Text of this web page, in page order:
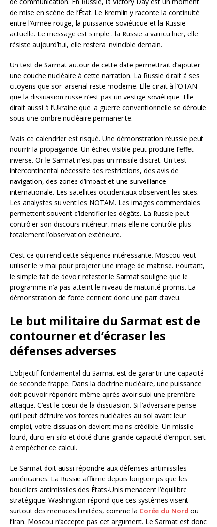
de mise en scène de l’État. Le Kremlin y raconte la continuité
entre l’Armée rouge, la puissance soviétique et la Russie
actuelle. Le message est simple : la Russie a vaincu hier, elle
résiste aujourd’hui, elle restera invincible demain.
Un test de Sarmat autour de cette date permettrait d’ajouter
une couche nucléaire à cette narration. La Russie dirait à ses
citoyens que son arsenal reste moderne. Elle dirait à l’OTAN
que la dissuasion russe n’est pas un vestige soviétique. Elle
dirait aussi à l’Ukraine que la guerre conventionnelle se déroule
sous une ombre nucléaire permanente.
Mais ce calendrier est risqué. Une démonstration réussie peut
nourrir la propagande. Un échec visible peut produire l’effet
inverse. Or le Sarmat n’est pas un missile discret. Un test
intercontinental nécessite des restrictions, des avis de
navigation, des zones d’impact et une surveillance
internationale. Les satellites occidentaux observent les sites.
Les analystes suivent les NOTAM. Les images commerciales
permettent souvent d’identifier les dégâts. La Russie peut
contrôler son discours intérieur, mais elle ne contrôle plus
totalement l’observation extérieure.
C’est ce qui rend cette séquence intéressante. Moscou veut
utiliser le 9 mai pour projeter une image de maîtrise. Pourtant,
le simple fait de devoir retester le Sarmat souligne que le
programme n’a pas atteint le niveau de maturité promis. La
démonstration de force contient donc une part d’aveu.
Le but militaire du Sarmat est de
contourner et d’écraser les
défenses adverses
L’objectif fondamental du Sarmat est de garantir une capacité
de seconde frappe. Dans la doctrine nucléaire, une puissance
doit pouvoir répondre même après avoir subi une première
attaque. C’est le cœur de la dissuasion. Si l’adversaire pense
qu’il peut détruire vos forces nucléaires au sol avant leur
emploi, votre dissuasion devient moins crédible. Un missile
lourd, durci en silo et doté d’une grande capacité d’emport sert
à empêcher ce calcul.
Le Sarmat doit aussi répondre aux défenses antimissiles
américaines. La Russie affirme depuis longtemps que les
boucliers antimissiles des États-Unis menacent l’équilibre
stratégique. Washington répond que ces systèmes visent
surtout des menaces limitées, comme la Corée du Nord ou
l’Iran. Moscou n’accepte pas cet argument. Le Sarmat est donc